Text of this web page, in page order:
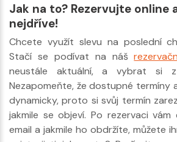
Jak na to? Rezervujte online
nejdříve!
Chcete využít slevu na poslední
Stačí se podívat na náš
neustále aktuální, a vybrat si z
Nezapomeňte, že dostupné termíny
dynamicky, proto si svůj termín
jakmile se objeví. Po rezervaci
email a jakmile ho obdržíte, můžete